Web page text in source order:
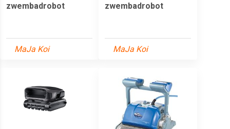
zwembadrobot
MaJa Koi
zwembadrobot
MaJa Koi